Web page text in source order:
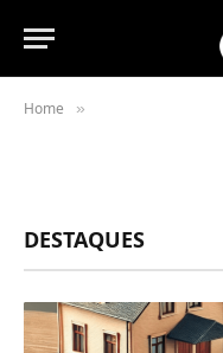
Home »
DESTAQUES